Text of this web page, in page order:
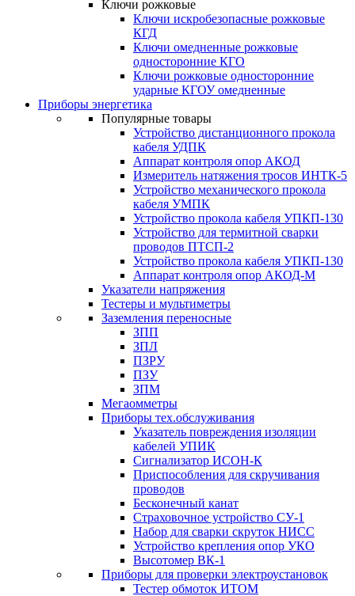
Ключи рожковые
Ключи искробезопасные рожковые
КГД
Ключи омедненные рожковые
односторонние КГО
Ключи рожковые односторонние
ударные КГОУ омедненные
Приборы энергетика
Популярные товары
Устройство дистанционного прокола
кабеля УДПК
Аппарат контроля опор АКОД
Измеритель натяжения тросов ИНТК-5
Устройство механического прокола
кабеля УМПК
Устройство прокола кабеля УПКП-130
Устройство для термитной сварки
проводов ПТСП-2
Устройство прокола кабеля УПКП-130
Аппарат контроля опор АКОД-М
Указатели напряжения
Тестеры и мультиметры
Заземления переносные
ЗПП
ЗПЛ
ПЗРУ
ПЗУ
ЗПМ
Мегаомметры
Приборы тех.обслуживания
Указатель повреждения изоляции
кабелей УПИК
Сигнализатор ИСОН-К
Приспособления для скручивания
проводов
Бесконечный канат
Страховочное устройство СУ-1
Набор для сварки скруток НИСС
Устройство крепления опор УКО
Высотомер ВК-1
Приборы для проверки электроустановок
Тестер обмоток ИТОМ